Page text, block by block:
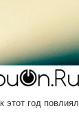
этот год повлиял